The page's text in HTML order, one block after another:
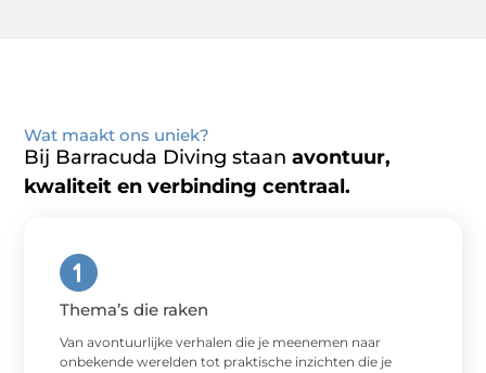
Wat maakt ons uniek?
Bij Barracuda Diving staanavontuur,
kwaliteit en verbinding centraal.
Thema’s die raken
Van avontuurlijke verhalen die je meenemen naar
onbekende werelden tot praktische inzichten die je